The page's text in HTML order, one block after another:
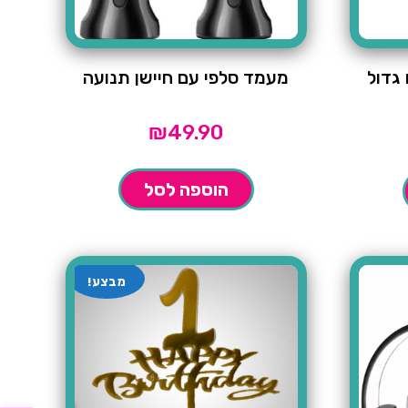
גדול מעמד סלפי עם חיישן תנועה
₪49.90
הוספה לסל
מבצע!